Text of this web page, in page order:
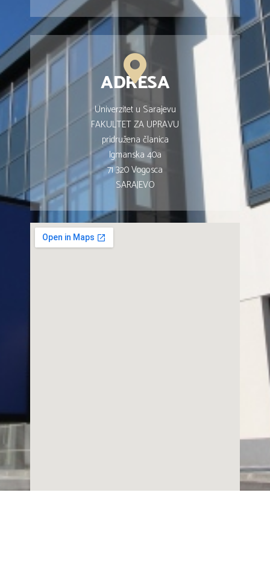
ADRESA
Univerzitet u Sarajevu
FAKULTET ZA UPRAVU
pridružena članica
Igmanska 40a
71 320 Vogosca
SARAJEVO